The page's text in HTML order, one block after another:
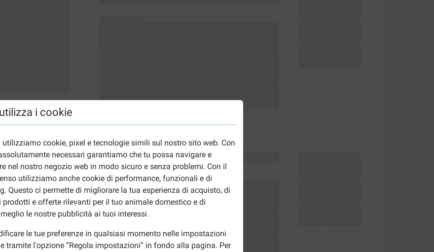
i cookie
utilizziamo cookie, pixel e tecnologie simili sul nostro sito web. Con
necessari garantiamo che tu possa navigare e
nel nostro negozio web in modo sicuro e senza problemi. Con il
utilizziamo anche cookie di performance, funzionali e di
Questo ci permette di migliorare la tua esperienza di acquisto, di
prodotti e offerte rilevanti per il tuo animale domestico e di
le nostre pubblicità ai tuoi interessi.
le tue preferenze in qualsiasi momento nelle impostazioni
tramite l'opzione “Regola impostazioni” in fondo alla pagina. Per